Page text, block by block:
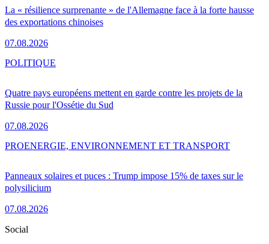
La « résilience surprenante » de l'Allemagne face à la forte hausse
des exportations chinoises
07.08.2026
Quatre pays européens mettent en garde contre les projets de la
Russie pour l'Ossétie du Sud
07.08.2026
POLITIQUE
Panneaux solaires et puces : Trump impose 15% de taxes sur le
polysilicium
07.08.2026
PROENERGIE, ENVIRONNEMENT ET TRANSPORT
Social